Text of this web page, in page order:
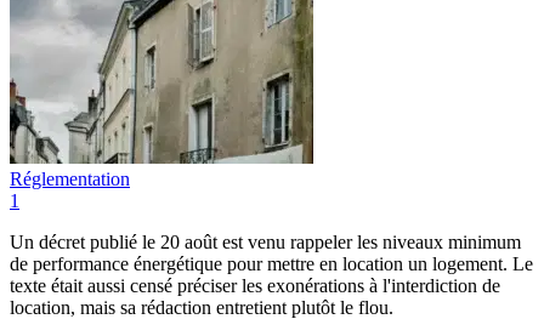
Réglementation
1
Un décret publié le 20 août est venu rappeler les niveaux minimum
de performance énergétique pour mettre en location un logement. Le
texte était aussi censé préciser les exonérations à l'interdiction de
location, mais sa rédaction entretient plutôt le flou.